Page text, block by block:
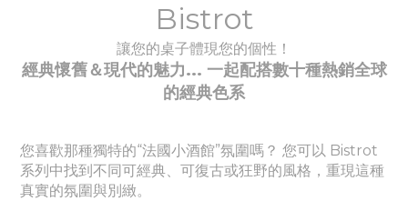
Bistrot
讓您的桌子體現您的個性！
經典懷舊＆現代的魅力... 一起配搭數十種熱銷全球
的經典色系
您喜歡那種獨特的“法國小酒館”氛圍嗎？ 您可以 Bistrot
系列中找到不同可經典、 可復古或狂野的風格，重現這種
真實的氛圍與別緻。